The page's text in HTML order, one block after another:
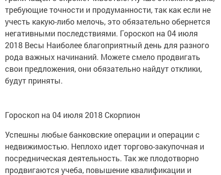
требующие точности и продуманности, так как если не
учесть какую-либо мелочь, это обязательно обернется
негативными последствиями. Гороскоп на 04 июля
2018 Весы Наиболее благоприятный день для разного
рода важных начинаний. Можете смело продвигать
свои предложения, они обязательно найдут отклики,
будут приняты.
Гороскоп на 04 июля 2018 Скорпион
Успешны любые банковские операции и операции с
недвижимостью. Неплохо идет торгово-закупочная и
посредническая деятельность. Так же плодотворно
продвигаются учеба, повышение квалификации и